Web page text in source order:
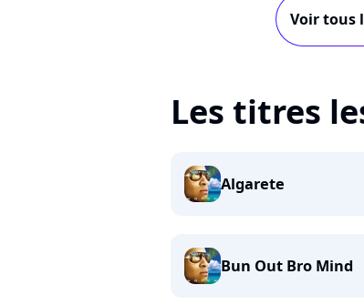
Voir tous
Les titres
Algarete
Bun Out Bro Mind